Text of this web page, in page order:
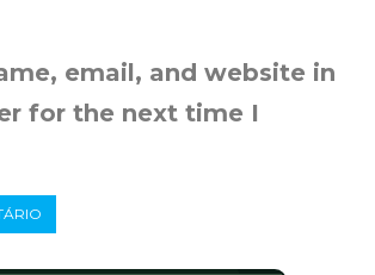
email, and website in
for the next time I